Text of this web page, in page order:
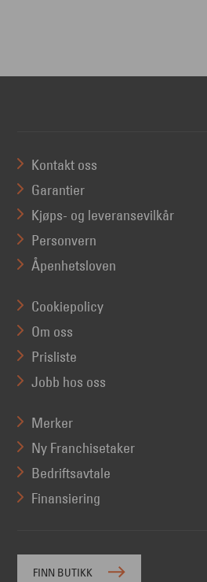
Kontakt oss
Garantier
Kjøps- og leveransevilkår
Personvern
Åpenhetsloven
Cookiepolicy
Om oss
Prisliste
Jobb hos oss
Merker
Ny Franchisetaker
Bedriftsavtale
Finansiering
FINN BUTIKK